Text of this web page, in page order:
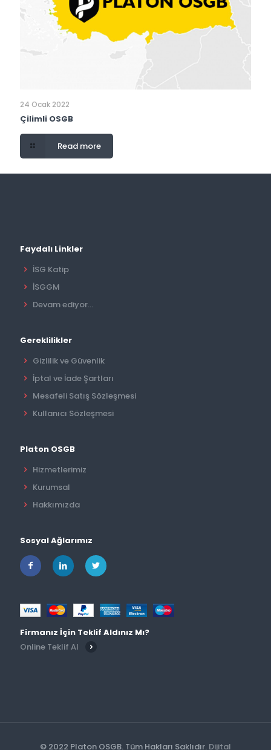
24 Ocak 2022
Çilimli OSGB
Read more
Faydalı Linkler
İSG Katip
İSGGM
Devam ediyor...
Gereklilikler
Gizlilik ve Güvenlik
İptal ve İade Şartları
Mesafeli Satış Sözleşmesi
Kullanıcı Sözleşmesi
Platon OSGB
Hizmetlerimiz
Kurumsal
Hakkımızda
Sosyal Ağlarımız
Firmanız İçin Teklif Aldınız Mı?
Online Teklif Al
© 2022 Platon OSGB. Tüm Hakları Saklıdır. Dijital